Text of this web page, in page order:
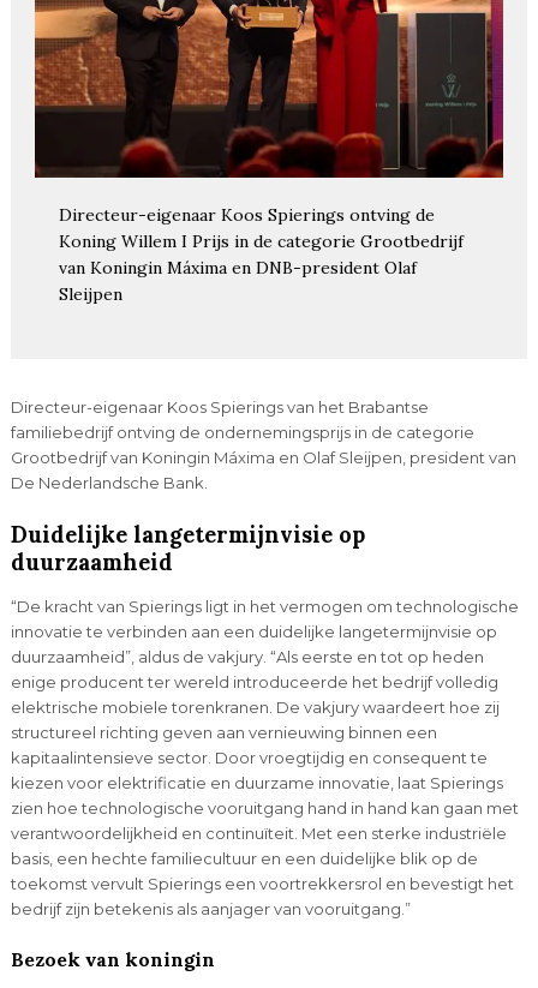
Directeur-eigenaar Koos Spierings ontving de
Koning Willem I Prijs in de categorie Grootbedrijf
van Koningin Máxima en DNB-president Olaf
Sleijpen
Directeur-eigenaar Koos Spierings van het Brabantse
familiebedrijf ontving de ondernemingsprijs in de categorie
Grootbedrijf van Koningin Máxima en Olaf Sleijpen, president van
De Nederlandsche Bank.
Duidelijke langetermijnvisie op
duurzaamheid
“De kracht van Spierings ligt in het vermogen om technologische
innovatie te verbinden aan een duidelijke langetermijnvisie op
duurzaamheid”, aldus de vakjury. “Als eerste en tot op heden
enige producent ter wereld introduceerde het bedrijf volledig
elektrische mobiele torenkranen. De vakjury waardeert hoe zij
structureel richting geven aan vernieuwing binnen een
kapitaalintensieve sector. Door vroegtijdig en consequent te
kiezen voor elektrificatie en duurzame innovatie, laat Spierings
zien hoe technologische vooruitgang hand in hand kan gaan met
verantwoordelijkheid en continuïteit. Met een sterke industriële
basis, een hechte familiecultuur en een duidelijke blik op de
toekomst vervult Spierings een voortrekkersrol en bevestigt het
bedrijf zijn betekenis als aanjager van vooruitgang.”
Bezoek van koningin